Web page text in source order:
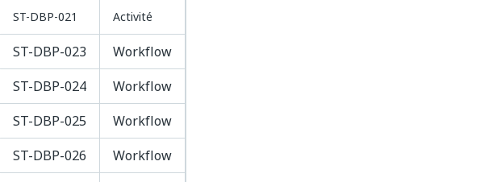
ST-DBP-021 Activité
ST-DBP-023
Workflow
ST-DBP-024
Workflow
ST-DBP-025
Workflow
ST-DBP-026
Workflow